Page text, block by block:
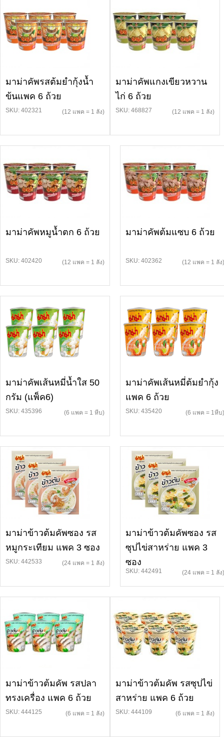
มาม่าคัพรสต้มยำกุ้งน้ำ
ข้นแพค 6 ถ้วย
SKU: 402321 (12 แพค = 1 ลัง)
มาม่าคัพแกงเขียวหวาน
ไก่ 6 ถ้วย
SKU: 468827 (12 แพค = 1 ลัง)
มาม่าคัพหมูน้ำตก 6 ถ้วย
SKU: 402420 (12 แพค = 1 ลัง)
มาม่าคัพต้มแซบ 6 ถ้วย
SKU: 402362 (12 แพค = 1 ลัง)
มาม่าคัพเส้นหมี่น้ำใส 50
กรัม (แพ็ค6)
SKU: 435396 (6 แพค = 1 หีบ)
มาม่าคัพเส้นหมี่ต้มยำกุ้ง
แพค 6 ถ้วย
SKU: 435420 (6 แพค = 1หีบ)
มาม่าข้าวต้มคัพซอง รส
หมูกระเทียม แพค 3 ซอง
SKU: 442533 (24 แพค = 1 ลัง)
มาม่าข้าวต้มคัพซอง รส
ซุปไข่สาหร่าย แพค 3
ซอง
SKU: 442491 (24 แพค = 1 ลัง)
มาม่าข้าวต้มคัพ รสปลา
ทรงเครื่อง แพค 6 ถ้วย
SKU: 444125 (6 แพค = 1 ลัง)
มาม่าข้าวต้มคัพ รสซุปไข่
สาหร่าย แพค 6 ถ้วย
SKU: 444109 (6 แพค = 1 ลัง)